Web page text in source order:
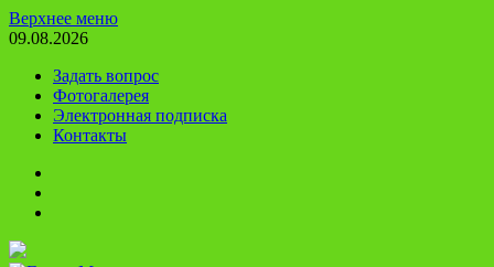
Перейти
к
Верхнее меню
09.08.2026
Задать вопрос
Фотогалерея
Электронная подписка
Контакты